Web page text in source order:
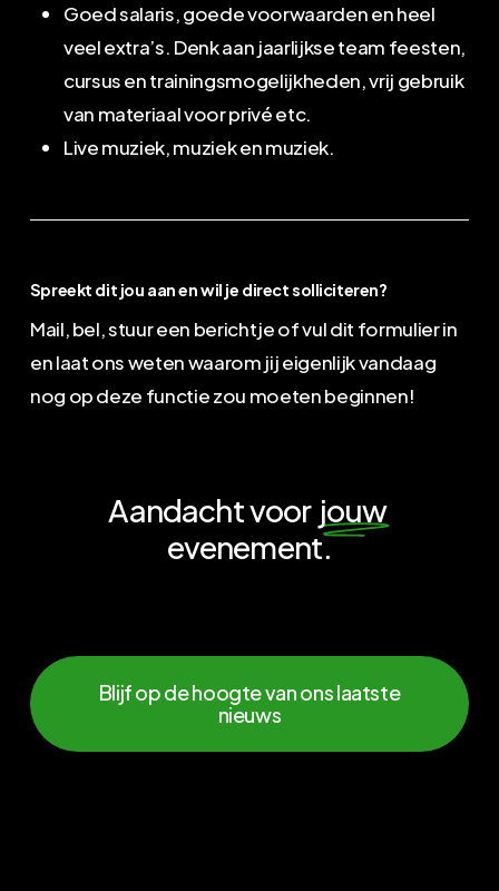
Goed salaris, goede voorwaarden en heel
veel extra’s. Denk aan jaarlijkse team feesten,
cursus en trainingsmogelijkheden, vrij gebruik
van materiaal voor privé etc.
Live muziek, muziek en muziek.
Spreekt dit jou aan en wil je direct solliciteren?
Mail, bel, stuur een berichtje of vul dit formulier in
en laat ons weten waarom jij eigenlijk vandaag
nog op deze functie zou moeten beginnen!
Aandacht voor jouw
evenement.
Blijf op de hoogte van ons laatste
nieuws